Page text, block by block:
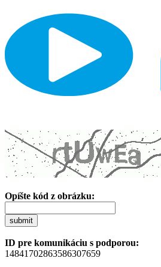
Opíšte kód z obrázku:
submit
ID pre komunikáciu s podporou:
14841702863586307659